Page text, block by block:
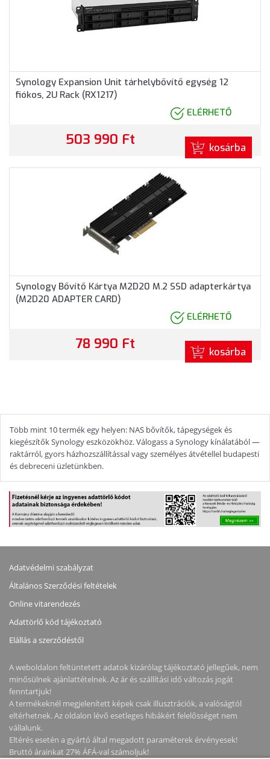
Synology Expansion Unit tárhelybővítő egység 12
fiókos, 2U Rack (RX1217)
ELÉRHETŐ
503 990 Ft kosárba
Synology Bővítő Kártya M2D20 M.2 SSD adapterkártya
(M2D20 ADAPTER CARD)
ELÉRHETŐ
78 990 Ft kosárba
Több mint 10 termék egy helyen: NAS bővítők, tápegységek és
kiegészítők Synology eszközökhöz. Válogass a Synology kínálatából —
raktárról, gyors házhozszállítással vagy személyes átvétellel budapesti
és debreceni üzletünkben.
Adatvédelmi szabályzat
Általános Szerződési feltételek
Online vitarendezés
Adattörlő kód tájékoztató
Elállás a szerződéstől
A weboldalon feltüntetett adatok kizárólag tájékoztató jellegűek, nem
minősülnek ajánlattételnek. Az ár és szállítási idő változás jogát
fenntartjuk!
A termékeknél megjelenített képek csak illusztrációk, a valóságtól
eltérhetnek. Az oldalon lévő esetleges hibákért felelősséget nem
vállalunk.
Eltérés esetén a gyártó által megadott paraméterek érvényesek!
Bruttó árainkat 27% ÁFÁ-val számoljuk!